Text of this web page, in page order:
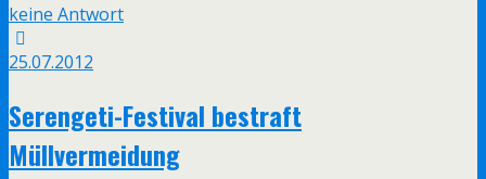
keine Antwort
25.07.2012
Serengeti-Festival bestraft
Müllvermeidung